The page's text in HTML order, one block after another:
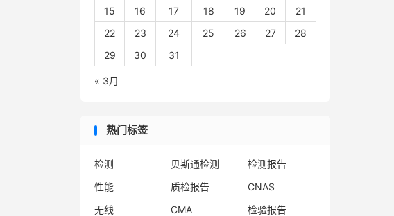
15
16 17 18 19 20
21
22
23 24 25 26 27
28
29
30 31
« 3月
热门标签
检测 贝斯通检测
检测报告
性能
质检报告
CNAS
无线
CMA
检验报告